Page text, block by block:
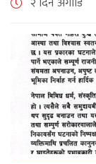
जनाएको छ।